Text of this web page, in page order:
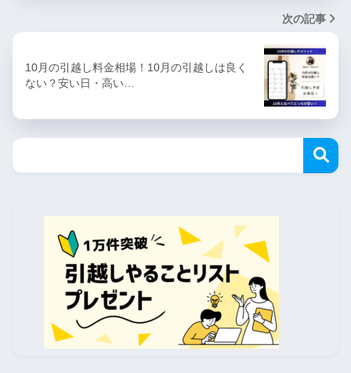
次の記事
10月の引越し料金相場！10月の引越しは良く
ない？安い日・高い…